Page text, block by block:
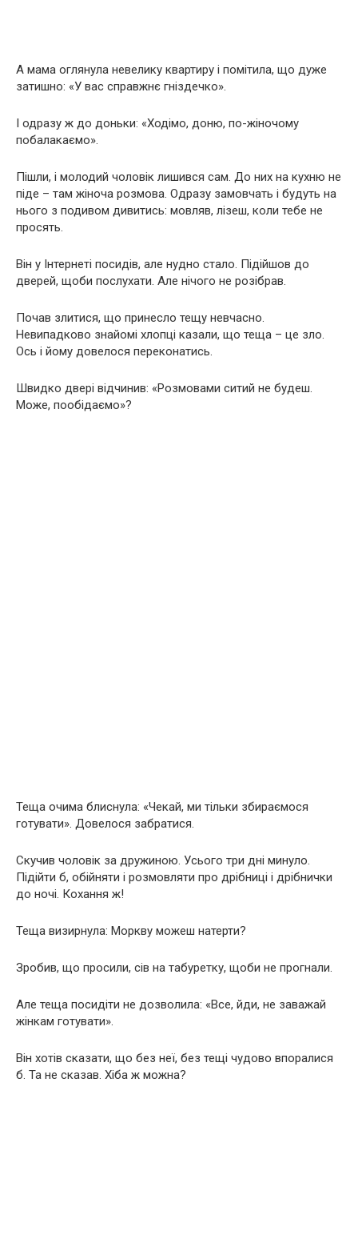
А мама оглянула невелику квартиру і помітила, що дуже
затишно: «У вас справжнє гніздечко».
І одразу ж до доньки: «Ходімо, доню, по-жіночому
побалакаємо».
Пішли, і молодий чоловік лишився сам. До них на кухню не
піде – там жіноча розмова. Одразу замовчать і будуть на
нього з подивом дивитись: мовляв, лізеш, коли тебе не
просять.
Він у Інтернеті посидів, але нудно стало. Підійшов до
дверей, щоби послухати. Але нічого не розібрав.
Почав злитися, що принесло тещу невчасно.
Невипадково знайомі хлопці казали, що теща – це зло.
Ось і йому довелося переконатись.
Швидко двері відчинив: «Розмовами ситий не будеш.
Може, пообідаємо»?
Теща очима блиснула: «Чекай, ми тільки збираємося
готувати». Довелося забратися.
Скучив чоловік за дружиною. Усього три дні минуло.
Підійти б, обійняти і розмовляти про дрібниці і дрібнички
до ночі. Кохання ж!
Теща визирнула: Моркву можеш натерти?
Зробив, що просили, сів на табуретку, щоби не прогнали.
Але теща посидіти не дозволила: «Все, йди, не заважай
жінкам готувати».
Він хотів сказати, що без неї, без тещі чудово впоралися
б. Та не сказав. Хіба ж можна?